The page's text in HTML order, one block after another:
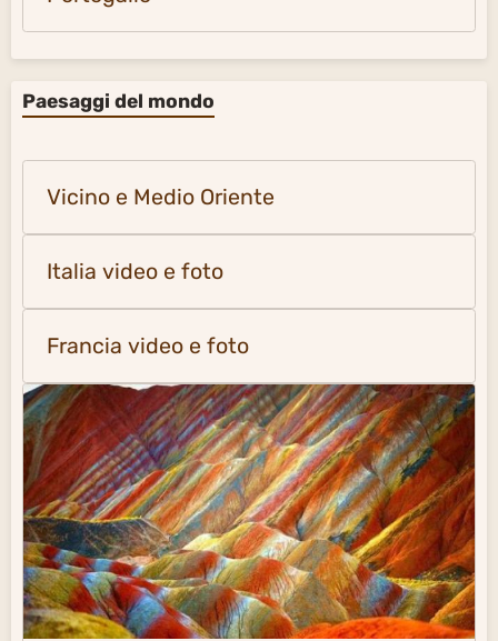
Paesaggi del mondo
Vicino e Medio Oriente
Italia video e foto
Francia video e foto